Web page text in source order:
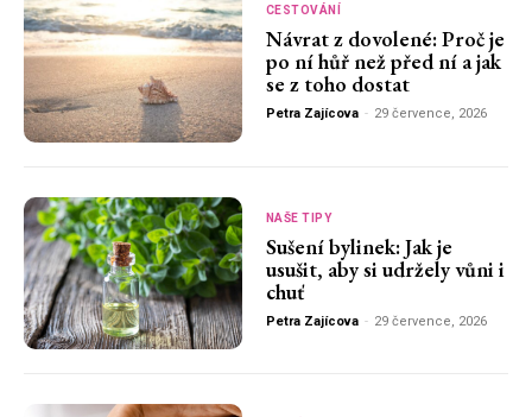
CESTOVÁNÍ
Návrat z dovolené: Proč je
po ní hůř než před ní a jak
se z toho dostat
Petra Zajícova - 29 července, 2026
NAŠE TIPY
Sušení bylinek: Jak je
usušit, aby si udržely vůni i
chuť
Petra Zajícova - 29 července, 2026